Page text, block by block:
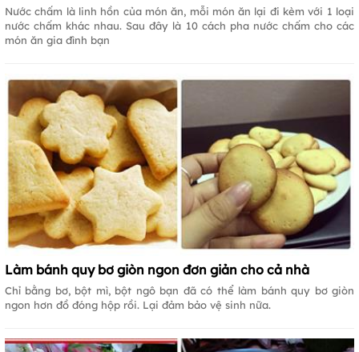
Nước chấm là linh hồn của món ăn, mỗi món ăn lại đi kèm với 1 loại
nước chấm khác nhau. Sau đây là 10 cách pha nước chấm cho các
món ăn gia đình bạn
Làm bánh quy bơ giòn ngon đơn giản cho cả nhà
Chỉ bằng bơ, bột mì, bột ngô bạn đã có thể làm bánh quy bơ giòn
ngon hơn đồ đóng hộp rồi. Lại đảm bảo vệ sinh nữa.